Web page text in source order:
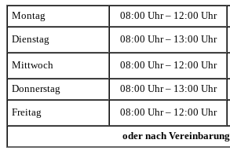
Montag 08:00 Uhr – 12:00 Uhr
Dienstag 08:00 Uhr – 13:00 Uhr
Mittwoch 08:00 Uhr – 12:00 Uhr
Donnerstag 08:00 Uhr – 13:00 Uhr
Freitag 08:00 Uhr – 12:00 Uhr
oder nach Vereinbarung